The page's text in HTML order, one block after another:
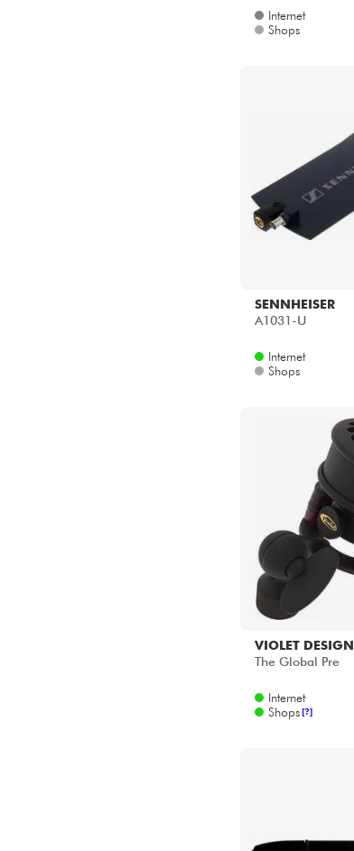
Internet
Shops
SENNHEISER
A1031-U
Internet
Shops
VIOLET DESIGN
The Global Pre
Internet
Shops [?]